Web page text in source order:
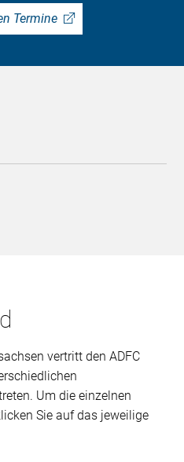
Termine
vertritt den ADFC
Um die einzelnen
Sie auf das jeweilige